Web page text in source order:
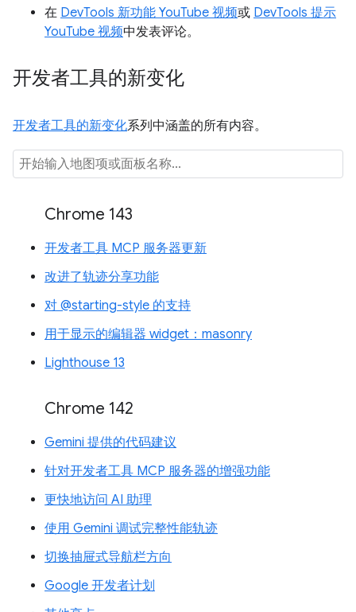
在 DevTools 新功能 YouTube 视频或 DevTools 提示
YouTube 视频中发表评论。
开发者工具的新变化
开发者工具的新变化系列中涵盖的所有内容。
Chrome 143
开发者工具 MCP 服务器更新
改进了轨迹分享功能
对 @starting-style 的支持
用于显示的编辑器 widget：masonry
Lighthouse 13
Chrome 142
Gemini 提供的代码建议
针对开发者工具 MCP 服务器的增强功能
更快地访问 AI 助理
使用 Gemini 调试完整性能轨迹
切换抽屉式导航栏方向
Google 开发者计划